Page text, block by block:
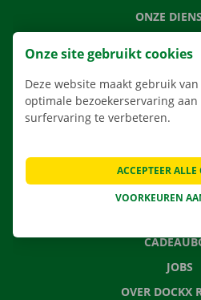
ONZE
VEELGESTELDE
JOBS
OVER DOCKX
Onze site gebruikt cookies
Deze website maakt gebruik
optimale bezoekerservaring
surfervaring te verbeteren.
VOORKEUREN
ACCEPTEER ALLE